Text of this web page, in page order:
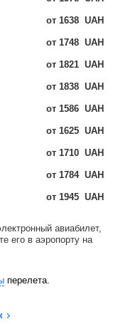
от 1638 UAH
от 1748 UAH
от 1821 UAH
от 1838 UAH
от 1586 UAH
от 1625 UAH
от 1710 UAH
от 1784 UAH
от 1945 UAH
авиабилет,
его в аэропорту на
перелета.